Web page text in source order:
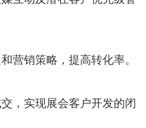
营销策略，提高转化率。
，实现展会客户开发的闭